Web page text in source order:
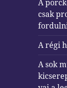
A
csak
A régi
A sok